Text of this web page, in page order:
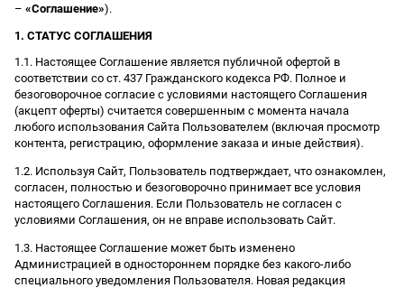
– «Соглашение»).
1. СТАТУС СОГЛАШЕНИЯ
1.1. Настоящее Соглашение является публичной офертой в
соответствии со ст. 437 Гражданского кодекса РФ. Полное и
безоговорочное согласие с условиями настоящего Соглашения
(акцепт оферты) считается совершенным с момента начала
любого использования Сайта Пользователем (включая просмотр
контента, регистрацию, оформление заказа и иные действия).
1.2. Используя Сайт, Пользователь подтверждает, что ознакомлен,
согласен, полностью и безоговорочно принимает все условия
настоящего Соглашения. Если Пользователь не согласен с
условиями Соглашения, он не вправе использовать Сайт.
1.3. Настоящее Соглашение может быть изменено
Администрацией в одностороннем порядке без какого-либо
специального уведомления Пользователя. Новая редакция